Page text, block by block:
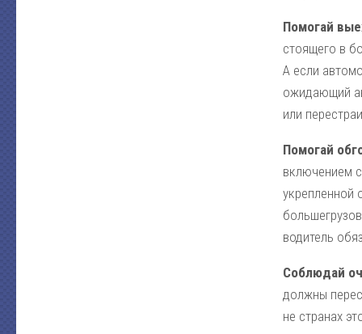
Помогай
стоящего в
А если
ожидающий
или
Помогай
включением
укрепленной
водитель
Соблюдай
должны
не странах